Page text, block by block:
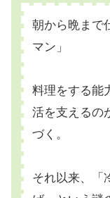
朝から晩まで
マン」
料理をする能
活を支えるの
づく。
それ以来、「